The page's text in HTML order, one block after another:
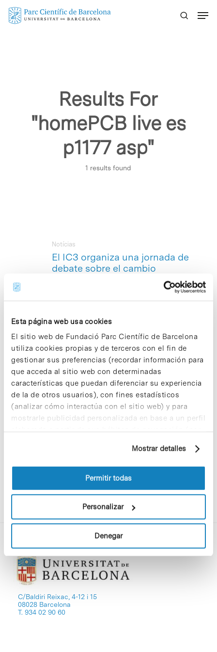
Esta página web usa cookies
El sitio web de Fundació Parc Científic de Barcelona
utiliza cookies propias y de terceros con el fin de
gestionar sus preferencias (recordar información para
que acceda al sitio web con determinadas
características que puedan diferenciar su experiencia
de la de otros usuarios), con fines estadísticos
(analizar cómo interactúa con el sitio web) y para
mostrarle publicidad personalizada en base a un perfil
elaborado a partir de sus hábitos de navegación (por
información sobre las cookies puede consultar
la Política de cookies del sitio web.
Mostrar detalles
Permitir todas
Personalizar
Denegar
Skip
Results For
"homePCB live es
p1177 asp"
1 results found
El IC3 organiza una jornada de
debate sobre el cambio
climático con expertos de
Notícias
Academia de Ciencias y Artes de
climático: nuevos retos para el s.
XXI»,organizada por el Instituto Català
del Clima (IC3), ubicado en el Parc
Científic Barcelona. El objetivo del acto
fue establecer un espacio de debate y
reflexión en torno a los efectos
derivados del calentamiento global que
afectan al agua, la energía, la
alimentación, el turismo y la salud de la
proliferación de enfermedades
C/Baldiri Reixac, 4-12 i 15
08028 Barcelona
T. 934 02 90 60